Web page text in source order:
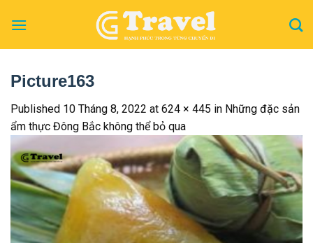
Picture163
Published 10 Tháng 8, 2022 at 624 × 445 in Những đặc sản
ẩm thực Đông Bắc không thể bỏ qua